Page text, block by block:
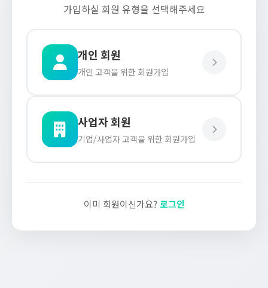
가입하실 회원 유형을 선택해주세요
개인 회원
개인 고객을 위한 회원가입
사업자 회원
기업/사업자 고객을 위한 회원가입
이미 회원이신가요?로그인